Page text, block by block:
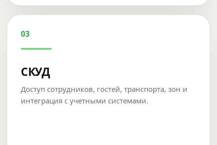
03
СКУД
Доступ сотрудников, гостей, транспорта, зон и
интеграция с учетными системами.